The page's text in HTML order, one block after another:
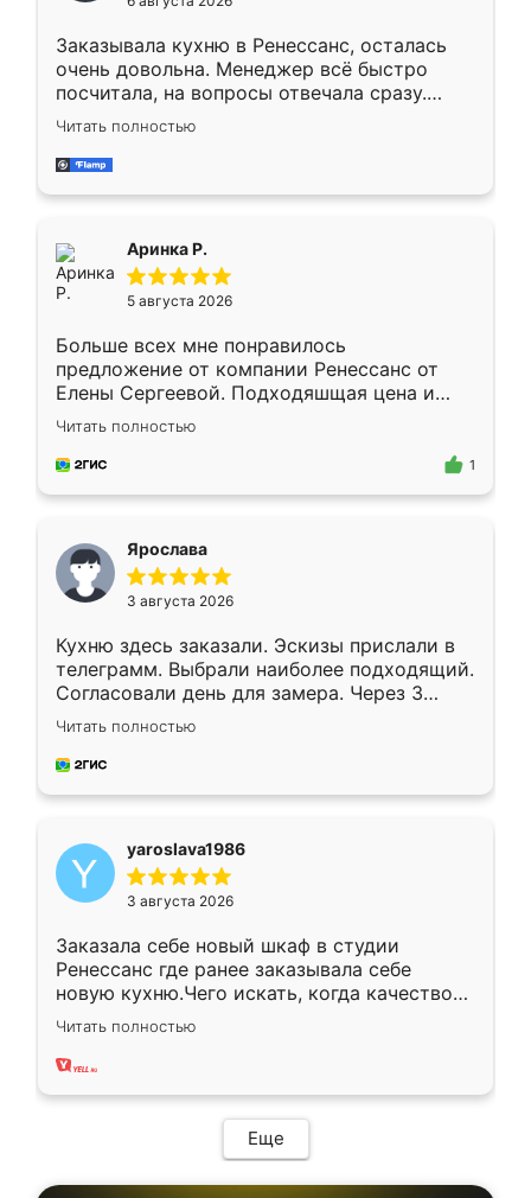
мебели буду заказывать только здесь.
Заказывала кухню в Ренессанс, осталась
очень довольна. Менеджер всё быстро
посчитала, на вопросы отвечала сразу.
Замерщик приехал в субботу, подошёл к
делу со всей ответственностью. Собрали
за день, ребята работали аккуратно, даже
Читать полностью
Аринка Р.
5 августа 2026
Больше всех мне понравилось
предложение от компании Ренессанс от
Елены Сергеевой. Подходяшщая цена и
короткие сроки изготовления. Приехавший
для замера сотрудник Владислав
предложил по моему эскизу самый
Читать полностью
1
Ярослава
3 августа 2026
Кухню здесь заказали. Эскизы прислали в
телеграмм. Выбрали наиболее подходящий.
Согласовали день для замера. Через 3
недели кухня была уже готова. Остались
довольны работой. Спасибо Ренессанс
мебель за качественную работу!
Читать полностью
yaroslava1986
3 августа 2026
Заказала себе новый шкаф в студии
Ренессанс где ранее заказывала себе
новую кухню.Чего искать, когда качеством
вполне довольна. Служит кухня уже почти
два года, нареканий нет.
Читать полностью
Еще